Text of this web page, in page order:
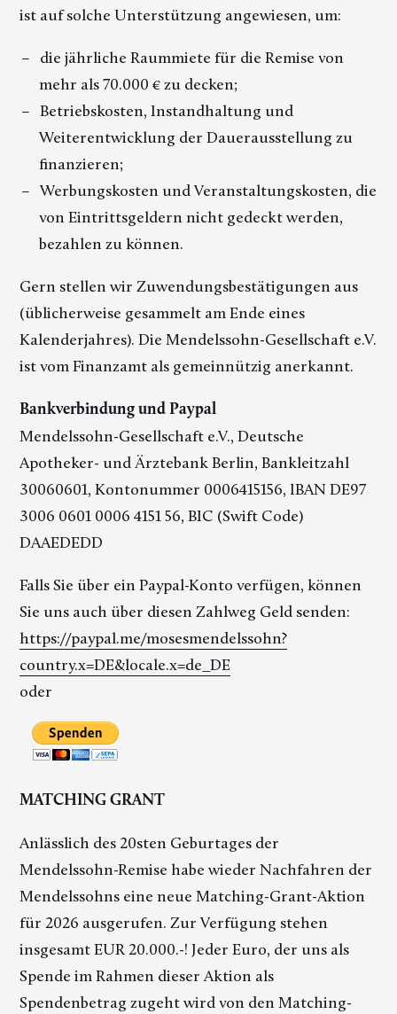
ist auf solche Unterstützung angewiesen, um:
die jährliche Raummiete für die Remise von
mehr als 70.000 € zu decken;
Betriebskosten, Instandhaltung und
Weiterentwicklung der Dauerausstellung zu
finanzieren;
Werbungskosten und Veranstaltungskosten, die
von Eintrittsgeldern nicht gedeckt werden,
bezahlen zu können.
Gern stellen wir Zuwendungsbestätigungen aus
(üblicherweise gesammelt am Ende eines
Kalenderjahres). Die Mendelssohn-Gesellschaft e.V.
ist vom Finanzamt als gemeinnützig anerkannt.
Bankverbindung und Paypal
Mendelssohn-Gesellschaft e.V., Deutsche
Apotheker- und Ärztebank Berlin, Bankleitzahl
30060601, Kontonummer 0006415156, IBAN DE97
3006 0601 0006 4151 56, BIC (Swift Code)
DAAEDEDD
Falls Sie über ein Paypal-Konto verfügen, können
Sie uns auch über diesen Zahlweg Geld senden:
https://paypal.me/mosesmendelssohn?
country.x=DE&locale.x=de_DE
oder
MATCHING GRANT
Anlässlich des 20sten Geburtages der
Mendelssohn-Remise habe wieder Nachfahren der
Mendelssohns eine neue Matching-Grant-Aktion
für 2026 ausgerufen. Zur Verfügung stehen
insgesamt EUR 20.000.-! Jeder Euro, der uns als
Spende im Rahmen dieser Aktion als
Spendenbetrag zugeht wird von den Matching-